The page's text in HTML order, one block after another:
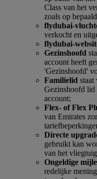
Class van het
zoals op
flydubai-
verkocht en
flydubai-
Gezinshoofd
account heeft
'Gezinshoofd'
Familielid staat
Gezinshoofd
account;
Flex- of Flex
van Emirates
Directe
gebruikt kan
van het
Ongeldige
redelijke